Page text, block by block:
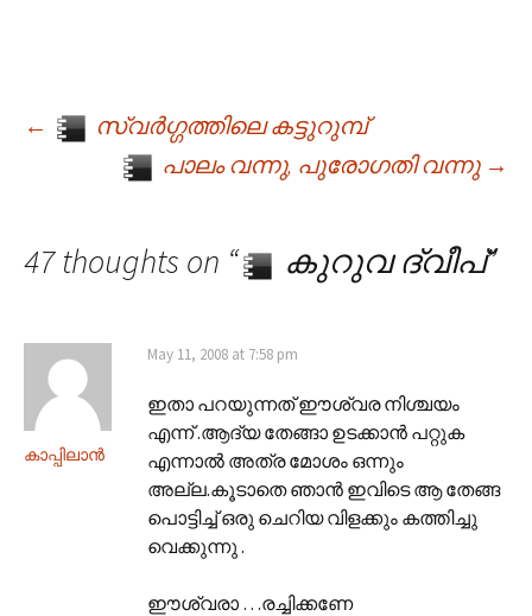
Post navigation
←
സ്വര്‍ഗ്ഗത്തിലെ കട്ടുറുമ്പ്
പാലം വന്നു, പുരോഗതി വന്നു →
47 thoughts on “ കുറുവ ദ്വീപ്”
കാപ്പിലാന്‍
May 11, 2008 at 7:58 pm
ഇതാ പറയുന്നത് ഈശ്വര നിശ്ചയം
എന്ന് .ആദ്യ തേങ്ങാ ഉടക്കാന്‍ പറ്റുക
എന്നാല്‍ അത്ര മോശം ഒന്നും
അല്ല.കൂടാതെ ഞാന്‍ ഇവിടെ ആ തേങ്ങ
പൊട്ടിച്ച് ഒരു ചെറിയ വിളക്കും കത്തിച്ചു
വെക്കുന്നു .
ഈശ്വരാ …രച്ചിക്കണേ